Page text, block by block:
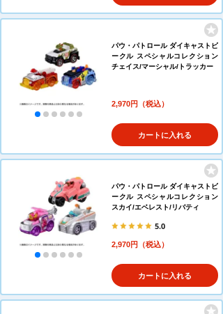
パウ・パトロール ダイキャストビ
ークル スペシャルコレクション
チェイス/マーシャル/トラッカー
2,970円（税込）
カートに入れる
パウ・パトロール ダイキャストビ
ークル スペシャルコレクション
スカイ/エベレスト/リバティ
5.0
2,970円（税込）
カートに入れる